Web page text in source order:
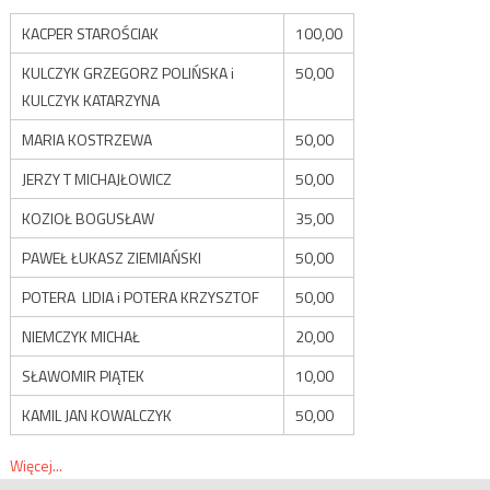
KACPER STAROŚCIAK
100,00
KULCZYK GRZEGORZ POLIŃSKA i
KULCZYK KATARZYNA
50,00
MARIA KOSTRZEWA
50,00
JERZY T MICHAJŁOWICZ
50,00
KOZIOŁ BOGUSŁAW
35,00
PAWEŁ ŁUKASZ ZIEMIAŃSKI
50,00
POTERA LIDIA i POTERA KRZYSZTOF
50,00
NIEMCZYK MICHAŁ
20,00
SŁAWOMIR PIĄTEK
10,00
KAMIL JAN KOWALCZYK
50,00
Więcej...